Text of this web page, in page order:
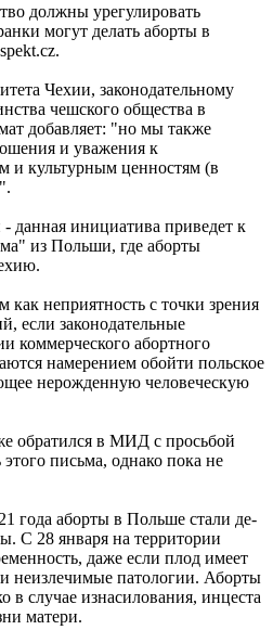
должны урегулировать
могут делать аборты в
Чехии, законодательному
чешского общества в
добавляет: "но мы также
и уважения к
и культурным ценностям (в
данная инициатива приведет к
из Польши, где аборты
неприятность с точки зрения
если законодательные
коммерческого абортного
намерением обойти польское
нерожденную человеческую
обратился в МИД с просьбой
письма, однако пока не
года аборты в Польше стали де-
С 28 января на территории
даже если плод имеет
неизлечимые патологии. Аборты
в случае изнасилования, инцеста
матери.